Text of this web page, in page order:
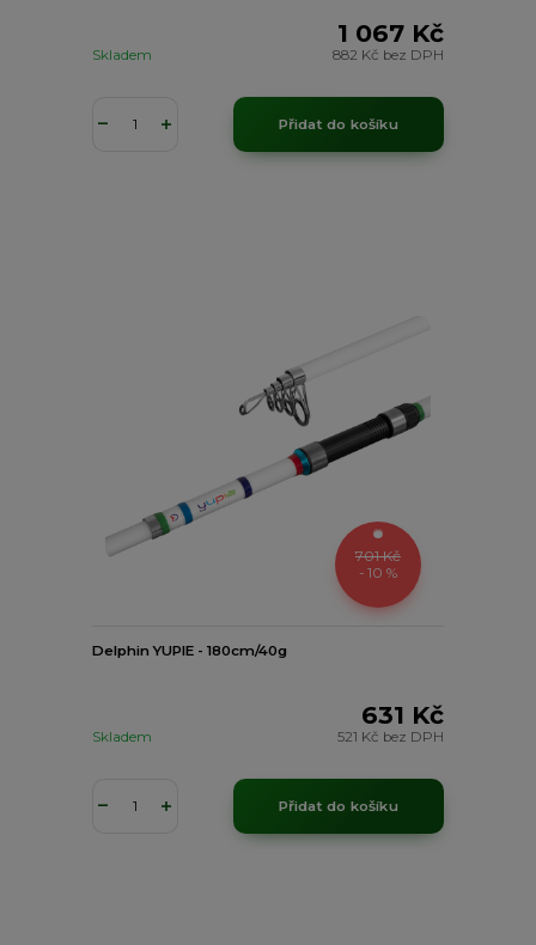
1 067 Kč
882 Kč bez DPH
Skladem
Přidat do košíku
701 Kč
- 10 %
Delphin YUPIE - 180cm/40g
631 Kč
521 Kč bez DPH
Skladem
Přidat do košíku